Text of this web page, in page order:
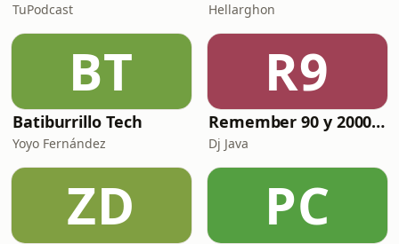
TuPodcast Hellarghon
BT
Batiburrillo Tech
Yoyo Fernández
R9
Remember 90 y 2000 en PLAY WITH ME by Dj Java
Dj Java
ZD PC